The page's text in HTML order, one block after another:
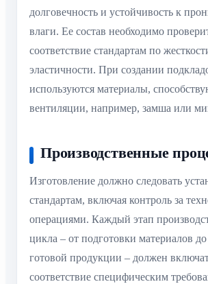
долговечность и устойчивость к
влаги. Ее состав необходимо
соответствие стандартам по
эластичности. При создании
используются материалы,
вентиляции, например, замша или
Производственные
Изготовление должно следовать
стандартам, включая контроль за
операциями. Каждый этап
цикла – от подготовки материалов
готовой продукции – должен
соответствие специфическим